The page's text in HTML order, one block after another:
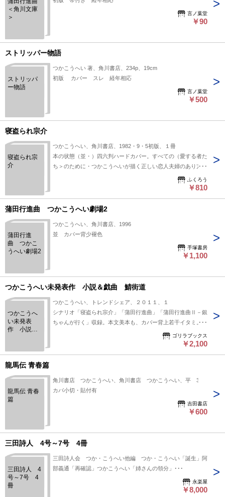
＜角川文庫
＞
言ノ葉堂
￥90
ストリッパー物語
ストリッパ
ー物語
つかこうへい 著、角川書店、234p、19cm
初版 カバー スレ 経年相応
言ノ葉堂
￥500
寝盗られ宗介
寝盗られ宗
介
つかこうへい、角川書店、1982・9・5初版、１冊
本の状態（並・）四六判ハードカバー。すべての（愛する者た
ち＞のために・つかこうへいが描く正しい恋人夫婦のあり方！
ふくろう
￥810
蒲田行進曲 つかこうへい劇場2
蒲田行進
曲 つかこ
うへい劇場2
つかこうへい、角川書店、1996
並 カバー背少褪色
手塚書房
￥1,100
つかこうへい未発表作 小説＆戯曲 鯖街道
つかこうへ
い未発表
作 小説＆
つかこうへい、トレンドシェア、２０１１、１
シナリオ「寝盗られ宗介」「蒲田行進曲」「蒲田行進曲Ⅱ－銀
ちゃんが行く」収録。本文美本も、カバー背上若干イタミ。Ａ
５判／帯ナシ／トレンドシェア（送料２５０円）
ゴリラブックス
￥2,100
龍馬伝 青春篇
龍馬伝 青春
篇
角川書店 つかこうへい、角川書店 つかこうへい、平 3
カバ小切・貼付有
吉田書店
￥600
三田詩人 4号～7号 4冊
三田詩人 4
号～7号 4
冊
三田詩人会 つか・こうへい他編 つか・こうへい「誕生」阿
部義通「再確認」つかこうへい「姉さんの領分」･･･
永楽屋
￥8,000